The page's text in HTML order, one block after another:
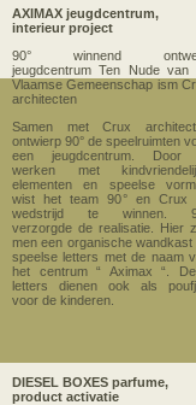
AXIMAX jeugdcentrum,
interieur project
90° winnend
jeugdcentrum Ten Nude van
Vlaamse Gemeenschap ism
architecten
Samen met Crux
ontwierp 90° de speelruimten
een jeugdcentrum. Door
werken met
elementen en speelse
wist het team 90° en Crux
wedstrijd te winnen.
verzorgde de realisatie. Hier
men een organische wandkast
speelse letters met de naam
het centrum “ Aximax “.
letters dienen ook als
voor de kinderen.
DIESEL BOXES parfume,
product activatie